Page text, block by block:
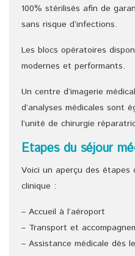
100% stérilisés afin de
sans risque d’infections.
Les blocs opératoires
modernes et performants.
Un centre d’imagerie
d’analyses médicales sont
l’unité de chirurgie
Etapes du séjour
Voici un aperçu des étapes
clinique :
– Accueil à l’aéroport
– Transport et
– Assistance médicale dès